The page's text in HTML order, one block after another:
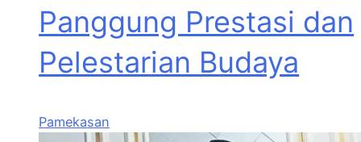
Panggung Prestasi dan
Pelestarian Budaya
Pamekasan